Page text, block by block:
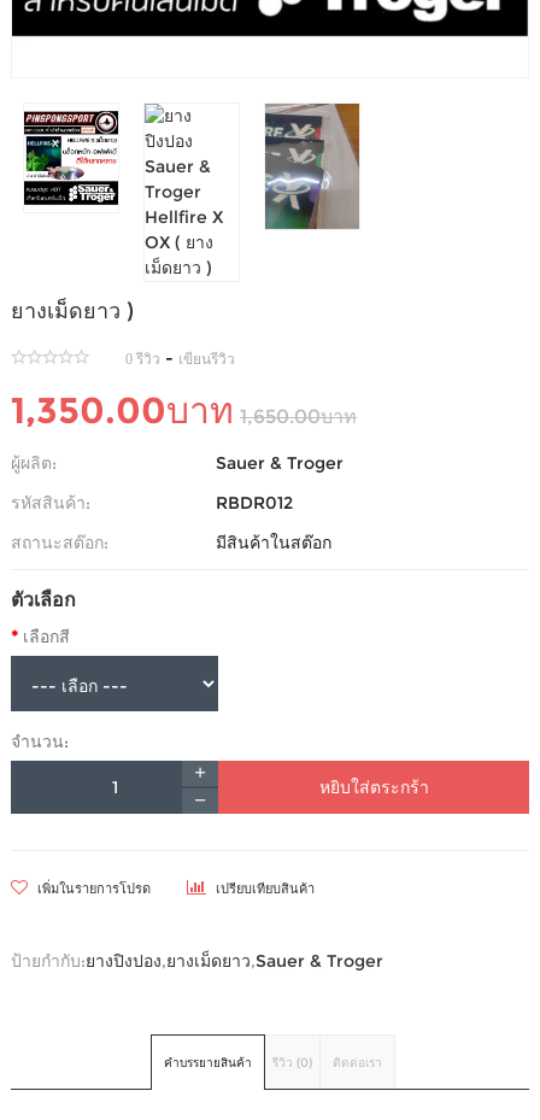
ยางปิงปอง SAUER & TROGER HELLFIRE X OX (
ยางเม็ดยาว )
0 รีวิว - เขียนรีวิว
1,350.00บาท 1,650.00บาท
ผู้ผลิต:
Sauer & Troger
รหัสสินค้า:
RBDR012
สถานะสต๊อก:
มีสินค้าในสต๊อก
ตัวเลือก
เลือกสี
จำนวน:
หยิบใส่ตระกร้า
เพิ่มในรายการโปรด เปรียบเทียบสินค้า
ป้ายกำกับ:ยางปิงปอง,ยางเม็ดยาว,Sauer & Troger
คำบรรยายสินค้า รีวิว (0) ติดต่อเรา